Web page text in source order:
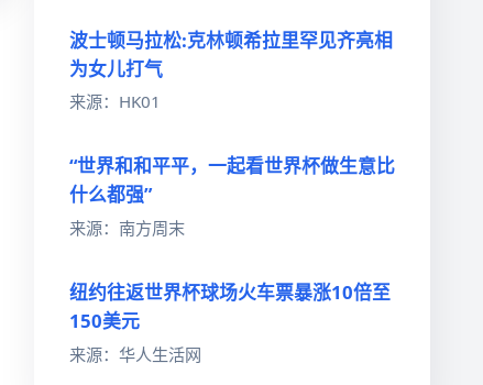
波士顿马拉松:克林顿希拉里罕见齐亮相
为女儿打气
来源：HK01
“世界和和平平，一起看世界杯做生意比
什么都强”
来源：南方周末
纽约往返世界杯球场火车票暴涨10倍至
150美元
来源：华人生活网